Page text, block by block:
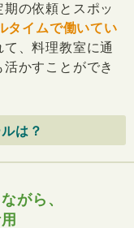
の依頼とスポッ
タイムで働いてい
、料理教室に通
かすことができ
は？
がら、